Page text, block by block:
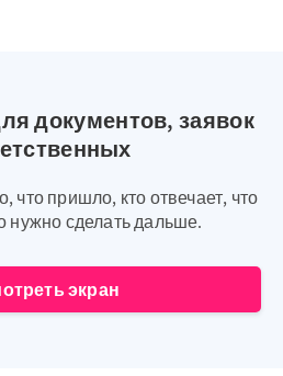
документов, заявок
что пришло, кто отвечает, что
нужно сделать дальше.
экран